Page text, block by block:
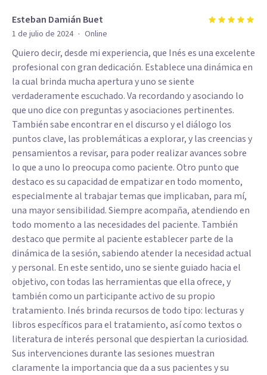
Esteban Damián Buet
1 de julio de 2024 · Online
Quiero decir, desde mi experiencia, que Inés es una excelente
profesional con gran dedicación. Establece una dinámica en
la cual brinda mucha apertura y uno se siente
verdaderamente escuchado. Va recordando y asociando lo
que uno dice con preguntas y asociaciones pertinentes.
También sabe encontrar en el discurso y el diálogo los
puntos clave, las problemáticas a explorar, y las creencias y
pensamientos a revisar, para poder realizar avances sobre
lo que a uno lo preocupa como paciente. Otro punto que
destaco es su capacidad de empatizar en todo momento,
especialmente al trabajar temas que implicaban, para mí,
una mayor sensibilidad. Siempre acompaña, atendiendo en
todo momento a las necesidades del paciente. También
destaco que permite al paciente establecer parte de la
dinámica de la sesión, sabiendo atender la necesidad actual
y personal. En este sentido, uno se siente guiado hacia el
objetivo, con todas las herramientas que ella ofrece, y
también como un participante activo de su propio
tratamiento. Inés brinda recursos de todo tipo: lecturas y
libros específicos para el tratamiento, así como textos o
literatura de interés personal que despiertan la curiosidad.
Sus intervenciones durante las sesiones muestran
claramente la importancia que da a sus pacientes y su